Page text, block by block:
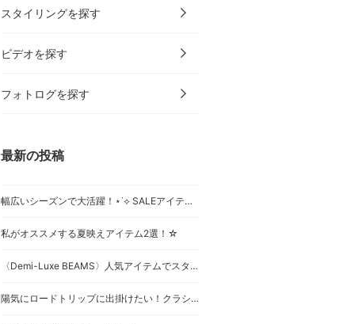
スタイリングを探す
ビデオを探す
フォトログを探す
最新の投稿
幅広いシーズンで大活躍！⋆˙⟡ SALEアイテム2選！
私がオススメする夏映えアイテム2選！☆
〈Demi-Luxe BEAMS〉人気アイテムでスタイル提案♩
陽気にロードトリップに出掛けたい！クラシックなアメカジ